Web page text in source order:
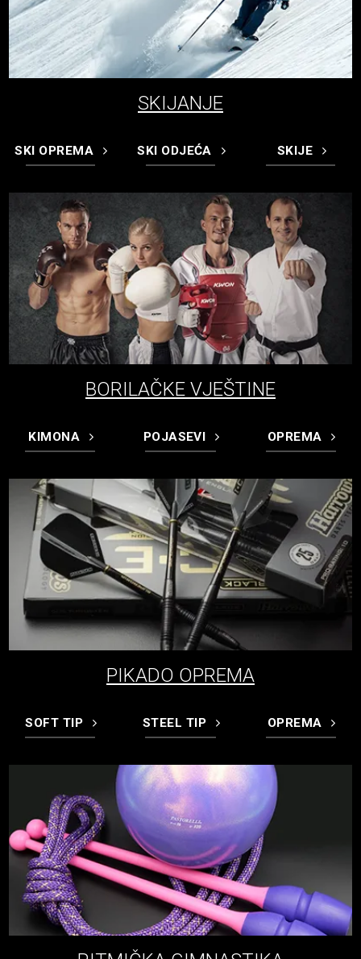
SKIJANJE
SKI OPREMA SKI ODJEĆA SKIJE
BORILAČKE VJEŠTINE
KIMONA POJASEVI OPREMA
PIKADO OPREMA
SOFT TIP STEEL TIP OPREMA